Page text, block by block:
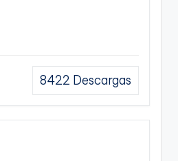
8422 Descargas